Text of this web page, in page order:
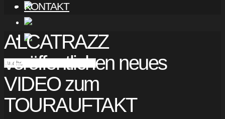
KONTAKT
ALCATRAZZ
veröffentlichen neues
VIDEO zum
TOURAUFTAKT